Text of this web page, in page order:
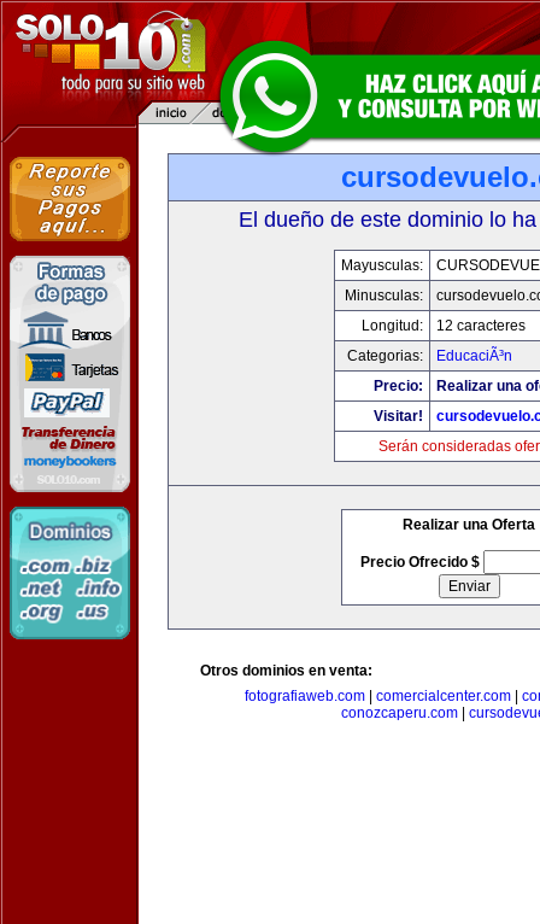
El dueño de este dominio lo
Mayusculas:
Minusculas:
Longitud:
12 caracteres
Categorias:
EducaciÃ³n
Precio:
Realizar una
Visitar!
Serán consideradas
Realizar una Oferta
Precio Ofrecido $
Otros dominios en venta:
fotografiaweb.com| comercialcenter.com|
conozcaperu.com